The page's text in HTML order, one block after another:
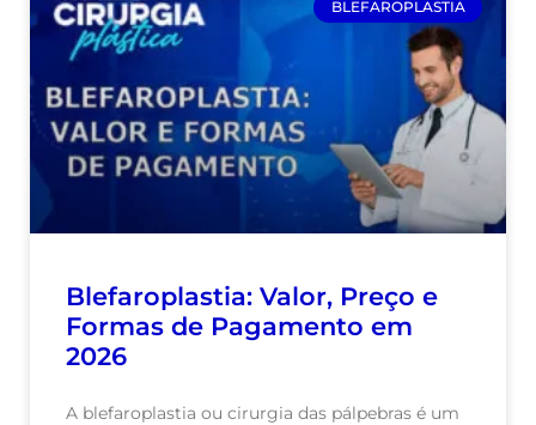
BLEFAROPLASTIA
Blefaroplastia: Valor, Preço e
Formas de Pagamento em
2026
A blefaroplastia ou cirurgia das pálpebras é um